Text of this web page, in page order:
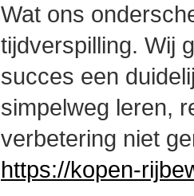
Wat ons
tijdverspilling. Wij
succes een
simpelweg leren,
verbetering niet
https://kopen-